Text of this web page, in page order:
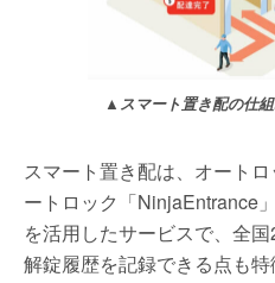
▲スマート置き配の仕
スマート置き配は、オート
ートロック「NinjaEntrance
を活用したサービスで、全国
解錠履歴を記録できる点も特